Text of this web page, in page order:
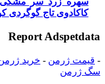
کاکادوی تاج گوگردی
Report Adspetdata
- قیمت ژرمن - خرید
سگ ژرمن